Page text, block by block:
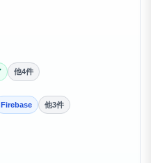
他4件
Firebase
他3件